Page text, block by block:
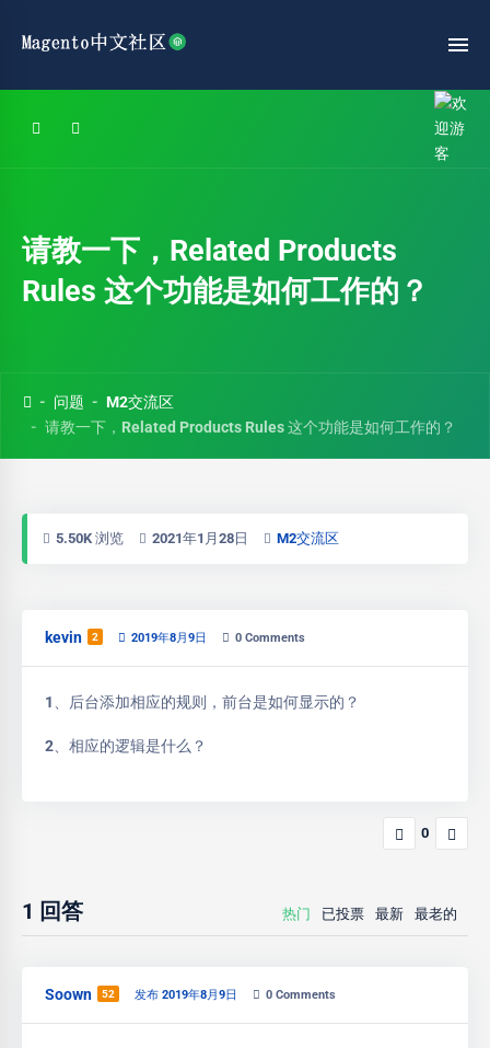
请教一下，Related Products
Rules 这个功能是如何工作的？
问题
M2交流区
请教一下，Related Products Rules 这个功能是如何工作的？
5.50K 浏览 2021年1月28日 M2交流区
kevin 2 2019年8月9日 0 Comments
1、后台添加相应的规则，前台是如何显示的？
2、相应的逻辑是什么？
0
1 回答 热门 已投票 最新 最老的
Soown 52 发布 2019年8月9日 0 Comments